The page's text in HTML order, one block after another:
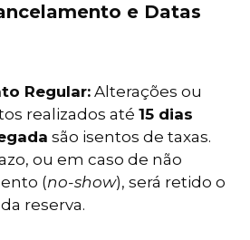
e Datas
Regular:Alterações ou
realizados até 15 dias
são isentos de taxas.
ou em caso de não
(no-show), será retido o
reserva.